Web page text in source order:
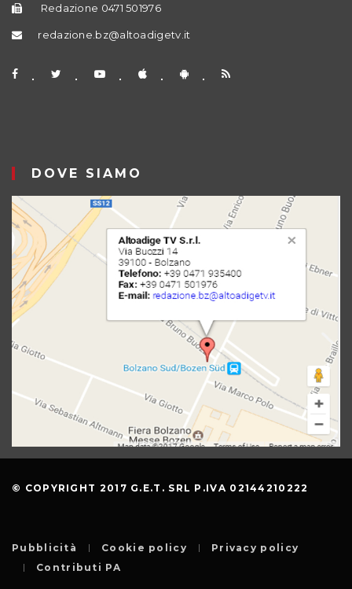
Redazione 0471 501976
redazione.bz@altoadigetv.it
DOVE SIAMO
© COPYRIGHT 2017 G.E.T. SRL P.IVA 02144210222
Pubblicità Cookie policy
Privacy policy
Contributi PA